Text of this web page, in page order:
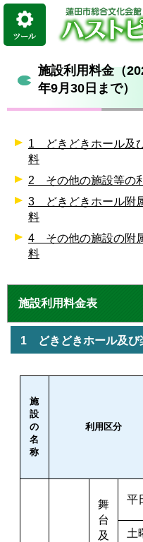
施設利用料金（
年9月30日まで）
1 どきどきホール及
料
2 その他の施設等の
3 どきどきホール附
料
4 その他の施設の附
料
施設利用料金表
1 どきどきホール及び
施
設
の
名
称
利用区分
舞
台
及
平
土